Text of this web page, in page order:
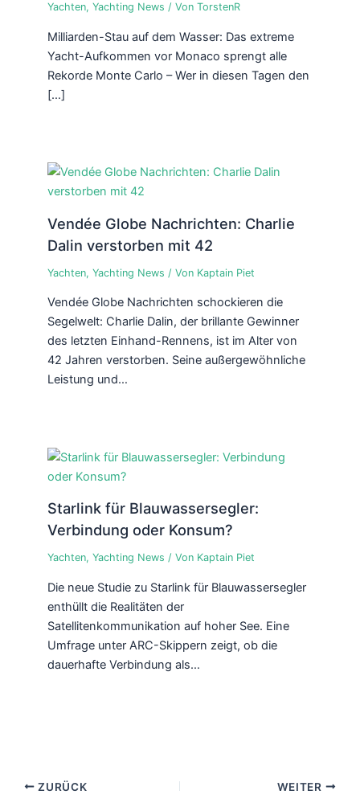
Yachten, Yachting News / Von TorstenR
Milliarden-Stau auf dem Wasser: Das extreme
Yacht-Aufkommen vor Monaco sprengt alle
Rekorde Monte Carlo – Wer in diesen Tagen den
[…]
Vendée Globe Nachrichten: Charlie
Dalin verstorben mit 42
Yachten, Yachting News / Von Kaptain Piet
Vendée Globe Nachrichten schockieren die
Segelwelt: Charlie Dalin, der brillante Gewinner
des letzten Einhand-Rennens, ist im Alter von
42 Jahren verstorben. Seine außergewöhnliche
Leistung und…
Starlink für Blauwassersegler:
Verbindung oder Konsum?
Yachten, Yachting News / Von Kaptain Piet
Die neue Studie zu Starlink für Blauwassersegler
enthüllt die Realitäten der
Satellitenkommunikation auf hoher See. Eine
Umfrage unter ARC-Skippern zeigt, ob die
dauerhafte Verbindung als…
ZURÜCK WEITER